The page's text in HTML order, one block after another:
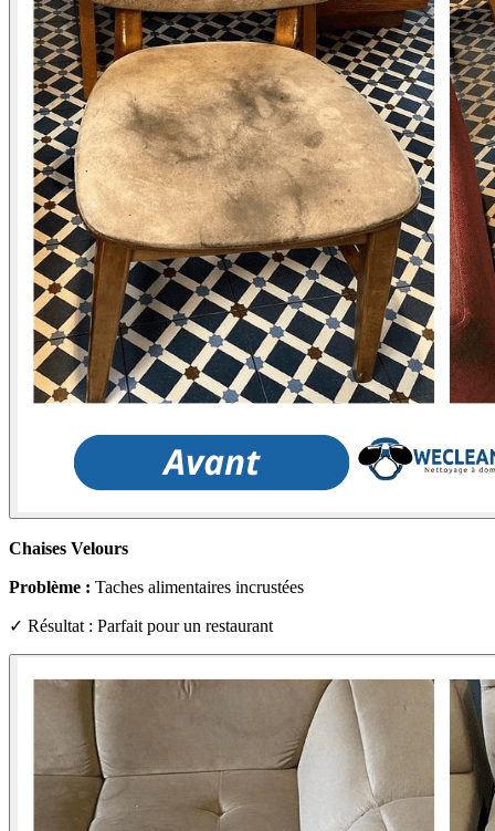
Chaises Velours
Problème : Taches alimentaires incrustées
✓ Résultat : Parfait pour un restaurant